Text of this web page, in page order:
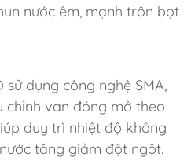
nước êm, mạnh trộn bọt
dụng công nghệ SMA,
chỉnh van đóng mở theo
duy trì nhiệt độ không
tăng giảm đột ngột.